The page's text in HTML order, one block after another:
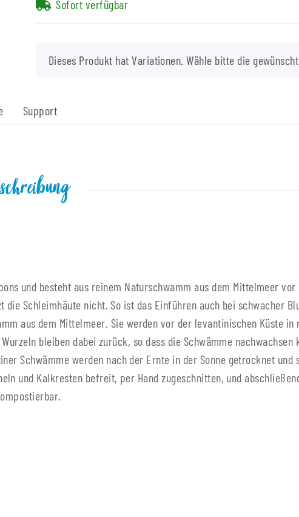
Sofort verfügbar
x
Dieses Produkt hat Variationen. Wähle bitte die
Support
und besteht aus reinem Naturschwamm aus dem Mittelmeer
Schleimhäute nicht. So ist das Einführen auch bei schwacher
aus dem Mittelmeer. Sie werden vor der levantinischen Küste in
bleiben dabei zurück, so dass die Schwämme nachwachsen
Schwämme werden nach der Ernte in der Sonne getrocknet und
und Kalkresten befreit, per Hand zugeschnitten, und